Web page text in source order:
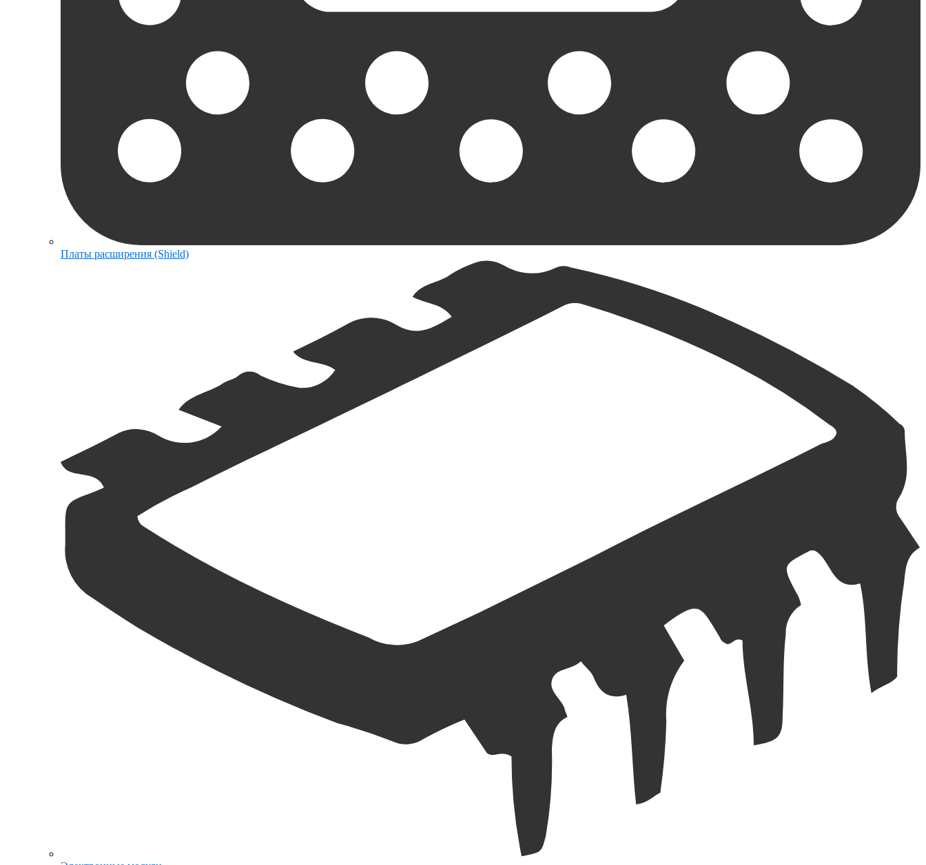
Платы расширения (Shield)